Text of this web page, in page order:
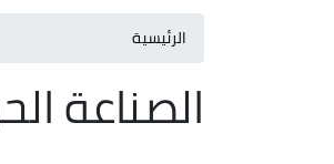
الرئيسية
الصناعة